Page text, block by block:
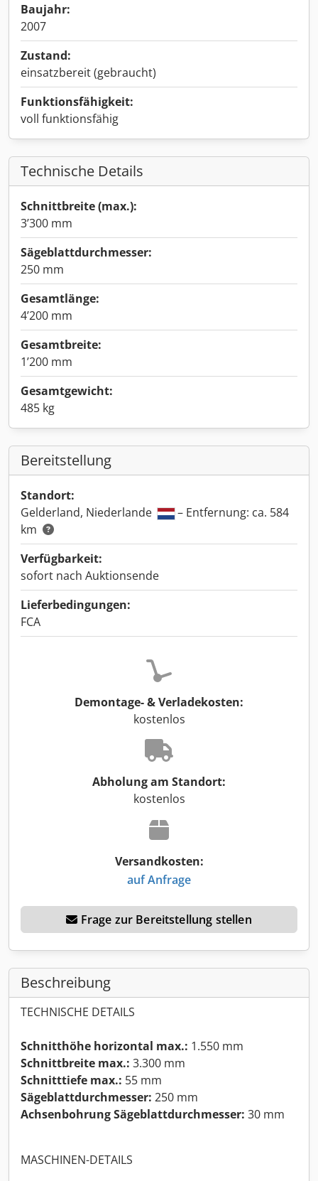
Baujahr:
2007
Zustand:
einsatzbereit (gebraucht)
Funktionsfähigkeit:
voll funktionsfähig
Technische Details
Schnittbreite (max.):
3’300 mm
Sägeblattdurchmesser:
250 mm
Gesamtlänge:
4’200 mm
Gesamtbreite:
1’200 mm
Gesamtgewicht:
485 kg
Bereitstellung
Standort:
Gelderland, Niederlande
– Entfernung: ca. 584
km
Verfügbarkeit:
sofort nach Auktionsende
Lieferbedingungen:
FCA
Demontage- & Verladekosten:
kostenlos
Abholung am Standort:
kostenlos
Versandkosten:
auf Anfrage
Frage zur Bereitstellung stellen
Beschreibung
TECHNISCHE DETAILS
Schnitthöhe horizontal max.: 1.550 mm
Schnittbreite max.: 3.300 mm
Schnitttiefe max.: 55 mm
Sägeblattdurchmesser: 250 mm
Achsenbohrung Sägeblattdurchmesser: 30 mm
MASCHINEN-DETAILS